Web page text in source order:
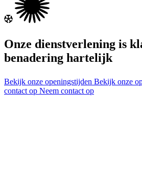
Onze dienstverlening is
benadering hartelijk
Bekijk onze openingstijden Bekijk onze
contact op Neem contact op